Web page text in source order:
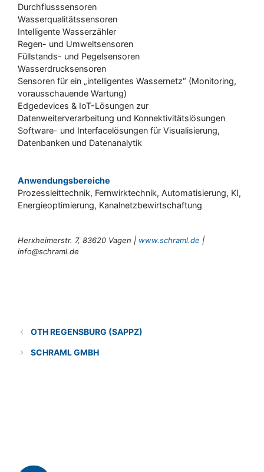
Durchflusssensoren
Wasserqualitätssensoren
Intelligente Wasserzähler
Regen- und Umweltsensoren
Füllstands- und Pegelsensoren
Wasserdrucksensoren
Sensoren für ein „intelligentes Wassernetz“ (Monitoring,
vorausschauende Wartung)
Edgedevices & IoT-Lösungen zur
Datenweiterverarbeitung und Konnektivitätslösungen
Software- und Interfacelösungen für Visualisierung,
Datenbanken und Datenanalytik
Anwendungsbereiche
Prozessleittechnik, Fernwirktechnik, Automatisierung, KI,
Energieoptimierung, Kanalnetzbewirtschaftung
Herxheimerstr. 7, 83620 Vagen | www.schraml.de |
info@schraml.de
OTH REGENSBURG (SAPPZ)
SCHRAML GMBH